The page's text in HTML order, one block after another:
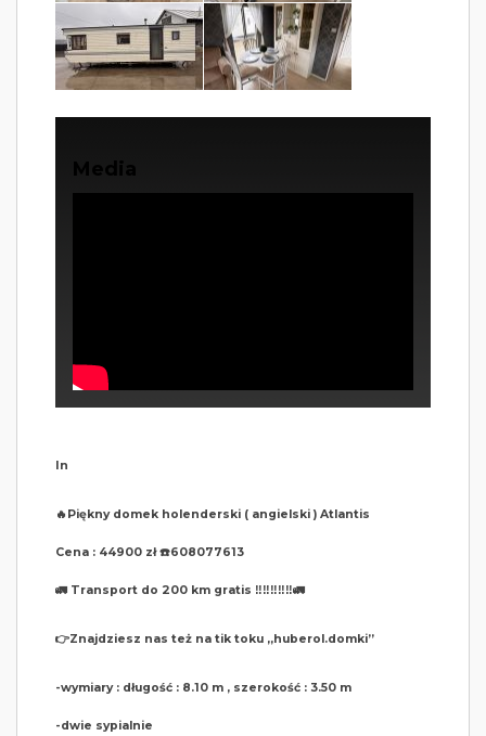
In
🔥Piękny domek holenderski ( angielski ) Atlantis
Cena : 44900 zł ☎️608077613
🚛 Transport do 200 km gratis ‼️‼️‼️‼️‼️🚛
👉Znajdziesz nas też na tik toku ,,huberol.domki”
-wymiary : długość : 8.10 m , szerokość : 3.50 m
-dwie sypialnie